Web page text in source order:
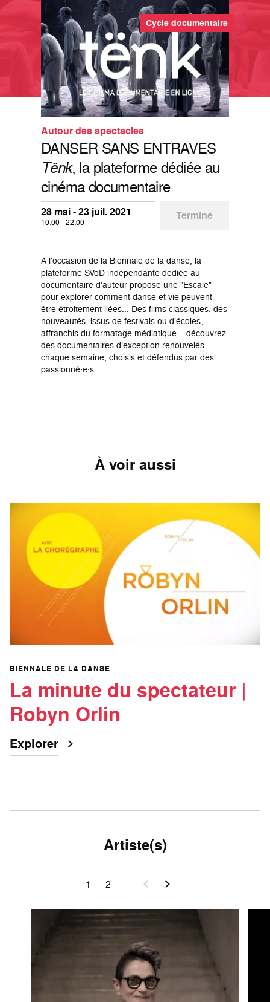
Cycle documentaire
Autour des spectacles
DANSER SANS ENTRAVES
Tënk, la plateforme dédiée au
cinéma documentaire
28 mai - 23 juil. 2021
10:00 - 22:00 Terminé
A l'occasion de la Biennale de la danse, la
plateforme SVoD indépendante dédiée au
documentaire d'auteur propose une "Escale"
pour explorer comment danse et vie peuvent-
être étroitement liées... Des films classiques, des
nouveautés, issus de festivals ou d’écoles,
affranchis du formatage médiatique... découvrez
des documentaires d’exception renouvelés
chaque semaine, choisis et défendus par des
passionné·e·s.
À voir aussi
BIENNALE DE LA DANSE
La minute du spectateur |
Robyn Orlin
Explorer
Artiste(s)
1 —2